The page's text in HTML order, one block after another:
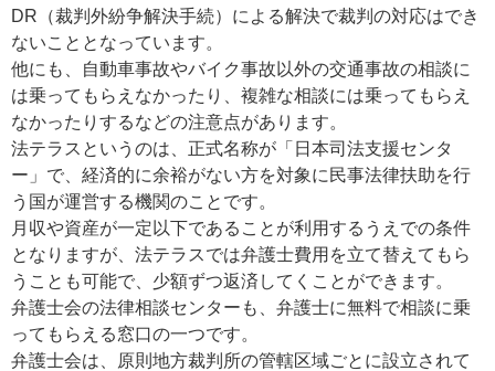
DR（裁判外紛争解決手続）による解決で裁判の対応はでき
ないこととなっています。
他にも、自動車事故やバイク事故以外の交通事故の相談に
は乗ってもらえなかったり、複雑な相談には乗ってもらえ
なかったりするなどの注意点があります。
法テラスというのは、正式名称が「日本司法支援センタ
ー」で、経済的に余裕がない方を対象に民事法律扶助を行
う国が運営する機関のことです。
月収や資産が一定以下であることが利用するうえでの条件
となりますが、法テラスでは弁護士費用を立て替えてもら
うことも可能で、少額ずつ返済してくことができます。
弁護士会の法律相談センターも、弁護士に無料で相談に乗
ってもらえる窓口の一つです。
弁護士会は、原則地方裁判所の管轄区域ごとに設立されて